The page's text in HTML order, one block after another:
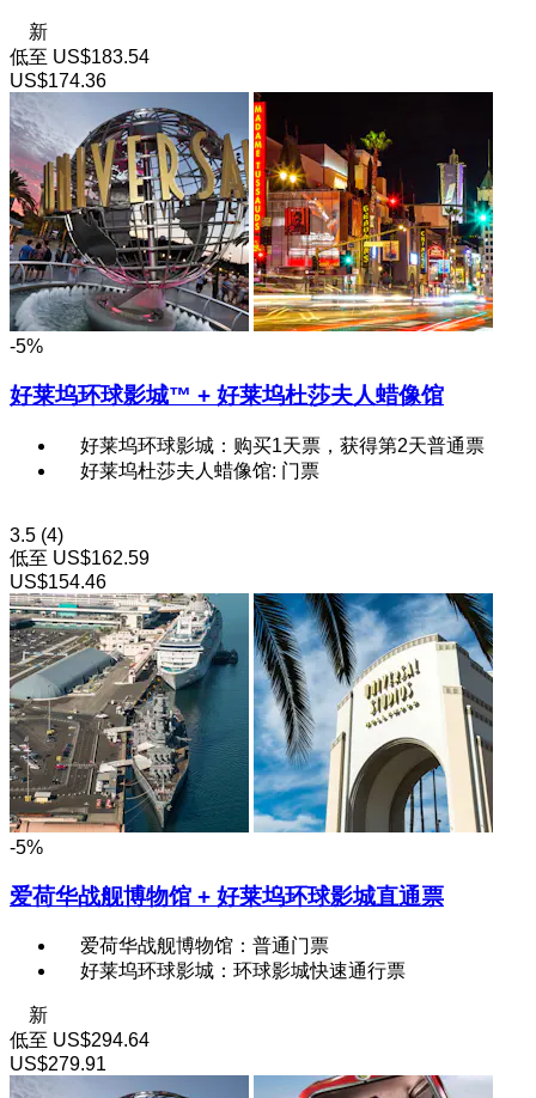
新
低至 US$183.54
US$174.36
-5%
好莱坞环球影城™ + 好莱坞杜莎夫人蜡像馆
好莱坞环球影城：购买1天票，获得第2天普通票
好莱坞杜莎夫人蜡像馆: 门票
3.5 (4)
低至 US$162.59
US$154.46
-5%
爱荷华战舰博物馆 + 好莱坞环球影城直通票
爱荷华战舰博物馆：普通门票
好莱坞环球影城：环球影城快速通行票
新
低至 US$294.64
US$279.91